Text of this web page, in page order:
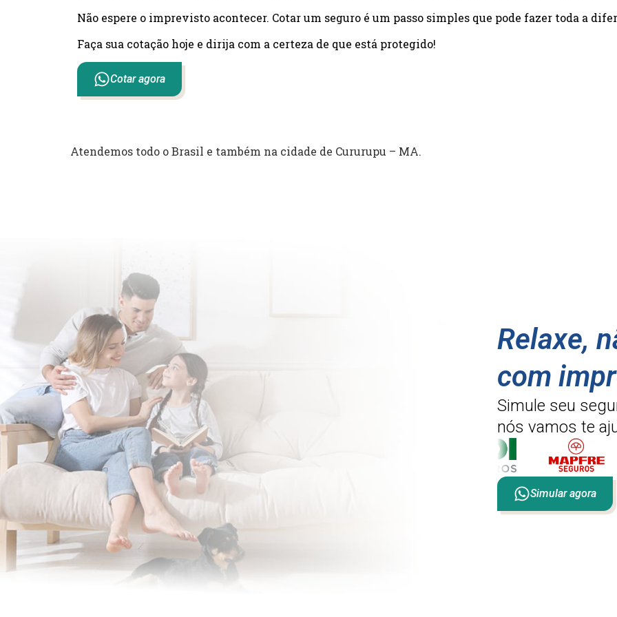
Não espere o imprevisto acontecer. Cotar um seguro é um passo simples que pode fazer toda a
Faça sua cotação hoje e dirija com a certeza de que está protegido!
Cotar agora
Atendemos todo o Brasil e também na cidade de Cururupu – MA.
Relaxe,
com
Simule seu
nós vamos te
Simular agora